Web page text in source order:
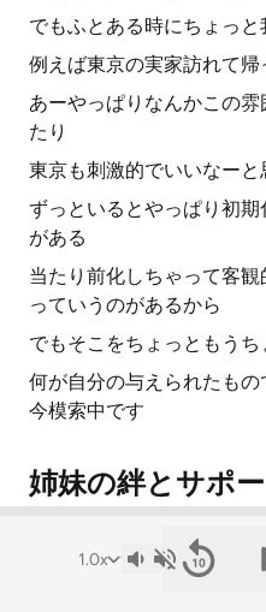
でもふとある時にちょっと
例えば東京の実家訪れて
あーやっぱりなんかこの
たり
東京も刺激的でいいなー
ずっといるとやっぱり初
がある
当たり前化しちゃって客
っていうのがあるから
でもそこをちょっともう
何が自分の与えられたも
今模索中です
姉妹の絆とサポ
そうですね 多分世界でも
ですか